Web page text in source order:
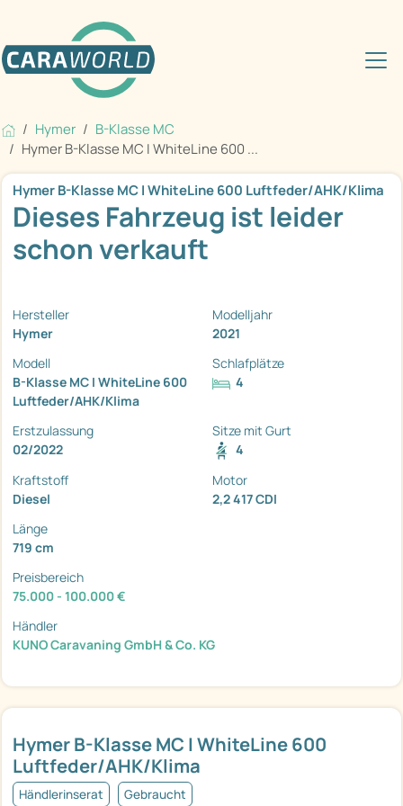
Hymer
B-Klasse MC
Hymer B-Klasse MC I WhiteLine 600 ...
Hymer B-Klasse MC I WhiteLine 600
Luftfeder/AHK/Klima
Händlerinserat Gebraucht
Hymer B-Klasse MC I WhiteLine 600 Luftfeder/AHK/Klima
Dieses Fahrzeug ist leider
schon verkauft
Hersteller
Hymer
Modelljahr
2021
Modell
B-Klasse MC I WhiteLine 600
Luftfeder/AHK/Klima
Schlafplätze
4
Erstzulassung
02/2022
Sitze mit Gurt
4
Kraftstoff
Diesel
Motor
2,2 417 CDI
Länge
719 cm
Preisbereich
75.000 - 100.000 €
Händler
KUNO Caravaning GmbH & Co. KG